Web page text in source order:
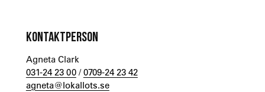
KONTAKTPERSON
Agneta Clark
031-24 23 00/0709-24 23 42
agneta@lokallots.se